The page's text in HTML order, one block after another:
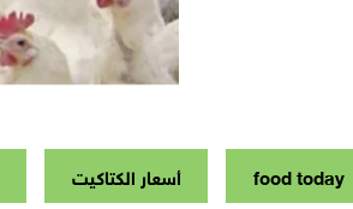
food today أسعار الكتاكيت